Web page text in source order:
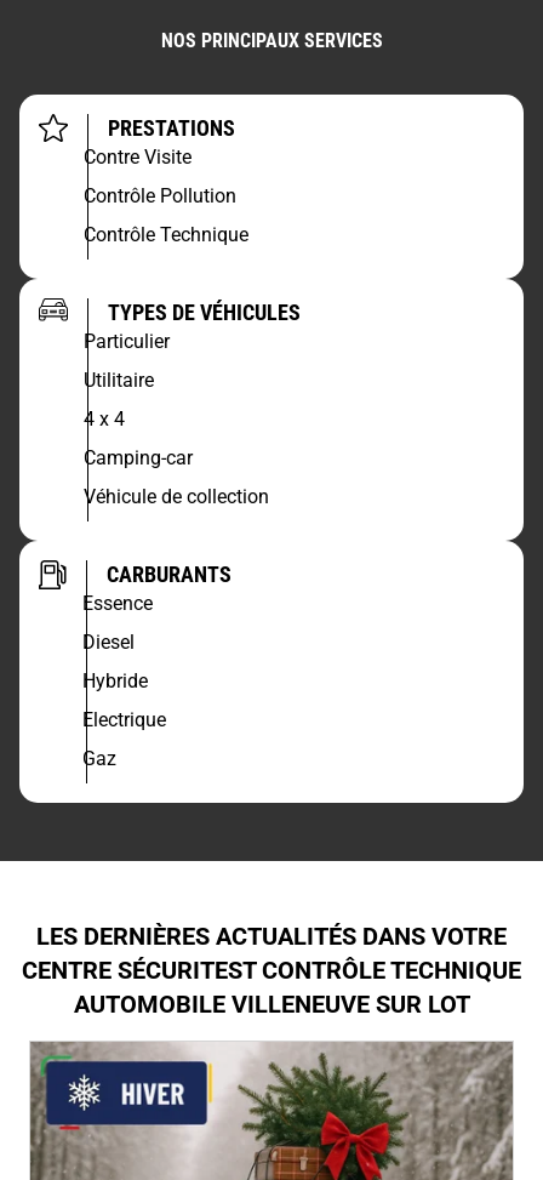
NOS PRINCIPAUX SERVICES
PRESTATIONS
Contre Visite
Contrôle Pollution
Contrôle Technique
TYPES DE VÉHICULES
Particulier
Utilitaire
4 x 4
Camping-car
Véhicule de collection
CARBURANTS
Essence
Diesel
Hybride
Electrique
Gaz
LES DERNIÈRES ACTUALITÉS DANS VOTRE
CENTRE SÉCURITEST CONTRÔLE TECHNIQUE
AUTOMOBILE VILLENEUVE SUR LOT